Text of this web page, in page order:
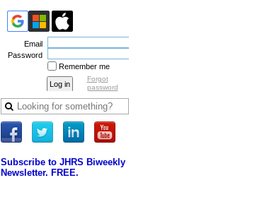
Email
Password
Remember me
Forgot
password
Subscribe to JHRS Biweekly
Newsletter. FREE.